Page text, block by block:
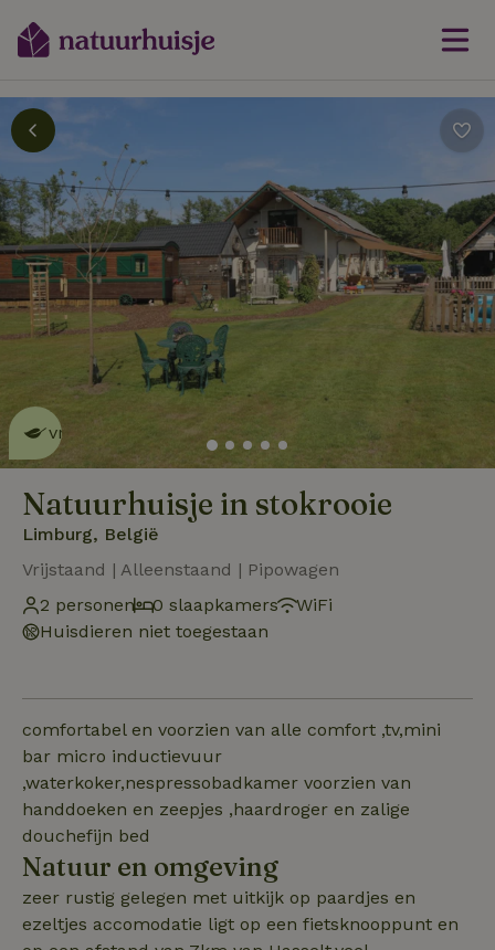
Dit natuurhuisje is eco-
vriendelijk
lees meer
Natuurhuisje in stokrooie
Limburg, België
Vrijstaand | Alleenstaand | Pipowagen
2 personen
0 slaapkamers
WiFi
Huisdieren niet toegestaan
comfortabel en voorzien van alle comfort ,tv,mini
bar micro inductievuur
,waterkoker,nespressobadkamer voorzien van
handdoeken en zeepjes ,haardroger en zalige
douchefijn bed
Natuur en omgeving
zeer rustig gelegen met uitkijk op paardjes en
ezeltjes accomodatie ligt op een fietsknooppunt en